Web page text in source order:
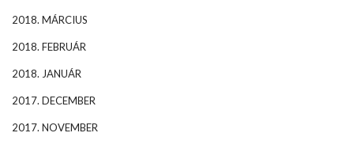
2018. MÁRCIUS
2018. FEBRUÁR
2018. JANUÁR
2017. DECEMBER
2017. NOVEMBER